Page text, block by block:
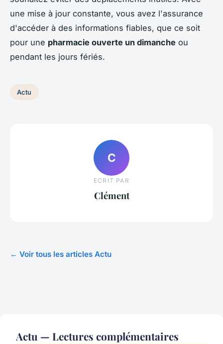
une mise à jour constante, vous avez l'assurance
d'accéder à des informations fiables, que ce soit
pour une pharmacie ouverte un dimanche ou
pendant les jours fériés.
Actu
C
ECRIT PAR
Clément
← Voir tous les articles Actu
Actu — Lectures complémentaires